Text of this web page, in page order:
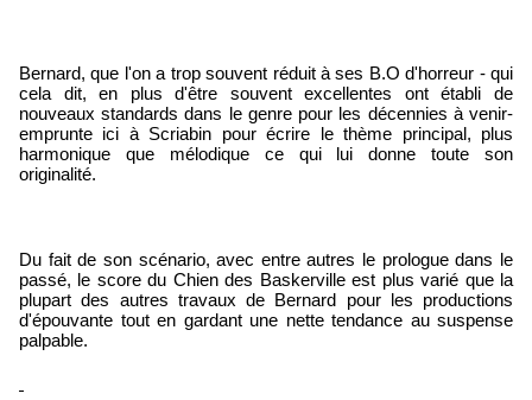
Bernard, que l'on a trop souvent réduit à ses B.O d'horreur - qui
cela dit, en plus d'être souvent excellentes ont établi de
nouveaux standards dans le genre pour les décennies à venir-
emprunte ici à Scriabin pour écrire le thème principal, plus
harmonique que mélodique ce qui lui donne toute son
originalité.
Du fait de son scénario, avec entre autres le prologue dans le
passé, le score du Chien des Baskerville est plus varié que la
plupart des autres travaux de Bernard pour les productions
d'épouvante tout en gardant une nette tendance au suspense
palpable.